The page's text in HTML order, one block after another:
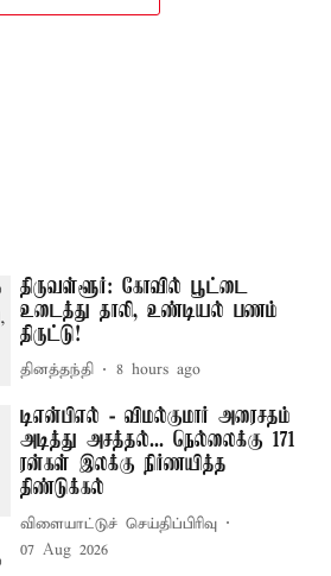
திருவள்ளூர்: கோவில் பூட்டை
உடைத்து தாலி, உண்டியல் பணம்
திருட்டு!
தினத்தந்தி 8 hours ago
டிஎன்பிஎல் - விமல்குமார் அரைசதம்
அடித்து அசத்தல்... நெல்லைக்கு 171
ரன்கள் இலக்கு நிர்ணயித்த
திண்டுக்கல்
விளையாட்டுச் செய்திப்பிரிவு
07 Aug 2026